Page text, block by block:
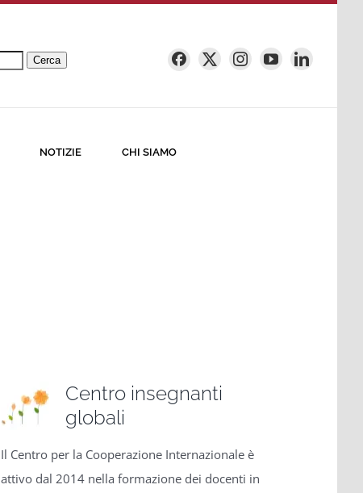
Cerca
NOTIZIE CHI SIAMO
Centro insegnanti
globali
Il Centro per la Cooperazione Internazionale è
attivo dal 2014 nella formazione dei docenti in